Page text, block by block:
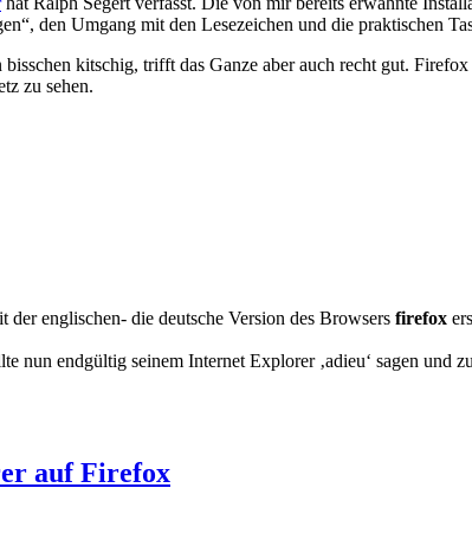
den Umgang mit den Lesezeichen und die praktischen
kitschig, trifft das Ganze aber auch recht gut.
zu sehen.
englischen- die deutsche Version des Browsers firefox
nun endgültig seinem Internet Explorer ‚adieu‘ sagen und
auf Firefox